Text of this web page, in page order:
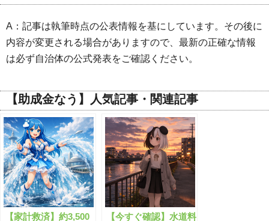
A：記事は執筆時点の公表情報を基にしています。その後に
内容が変更される場合がありますので、最新の正確な情報
は必ず自治体の公式発表をご確認ください。
【助成金なう】人気記事・関連記事
【家計救済】約3,500 【今すぐ確認】水道料